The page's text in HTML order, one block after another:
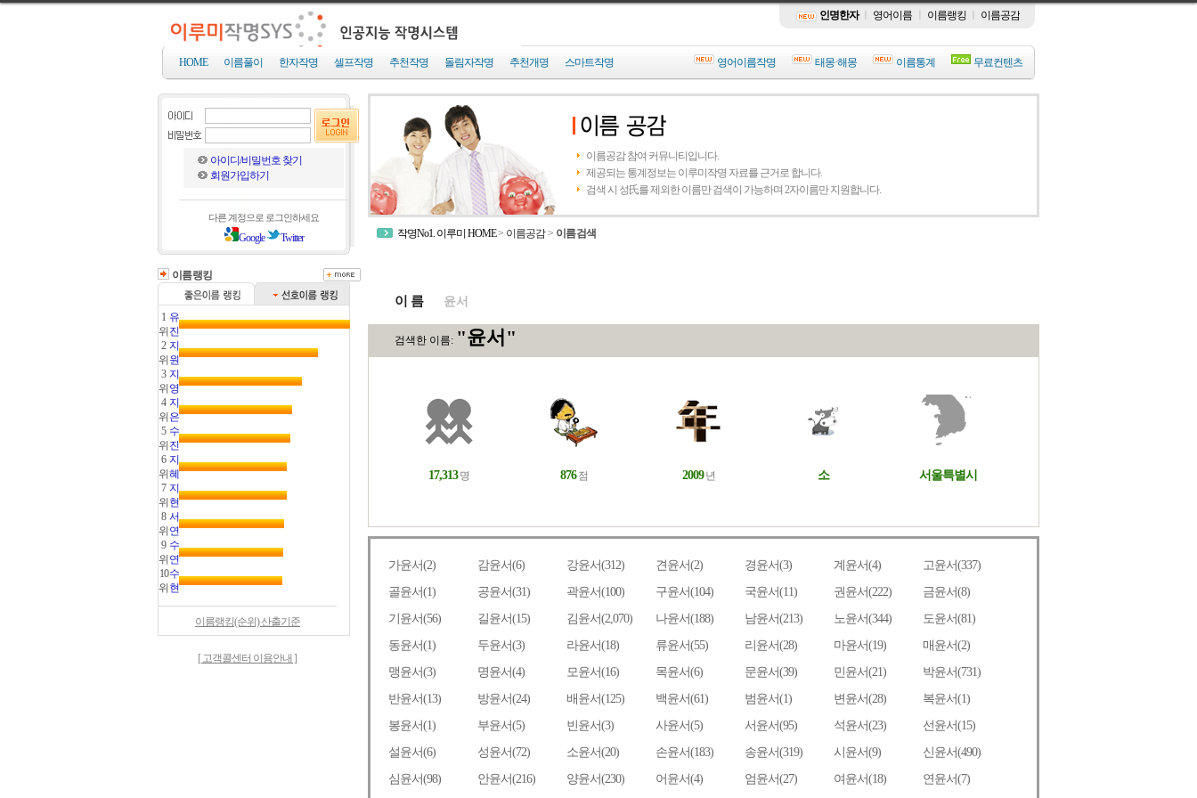
인명한자 영어이름 이름랭킹 이름공감
HOME 이름풀이 한자작명 셀프작명 추천작명 돌림자작명 추천개명 스마트작명 영어이름작명 태몽·해몽 이름통계 무료컨텐츠
아이디/비밀번호 찾기
회원가입하기
다른 계정으로 로그인하세요
Google Twitter
이름랭킹
1
위
유
진
2
위
지
원
3
위
지
영
4
위
지
은
5
위
수
진
6
위
지
혜
7
위
지
현
8
위
서
연
9
위
수
연
10
위
수
현
이름랭킹(순위) 산출기준
[ 고객콜센터 이용안내 ]
이름공감 참여 커뮤니티입니다.
제공되는 통계정보는 이루미작명 자료를 근거로 합니다.
검색 시 성氏를 제외한 이름만 검색이 가능하며 2자이름만 지원합니다.
작명No1. 이루미 HOME> 이름공감> 이름검색
이 름